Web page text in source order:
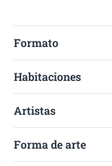
Formato
Habitaciones
Artistas
Forma de arte